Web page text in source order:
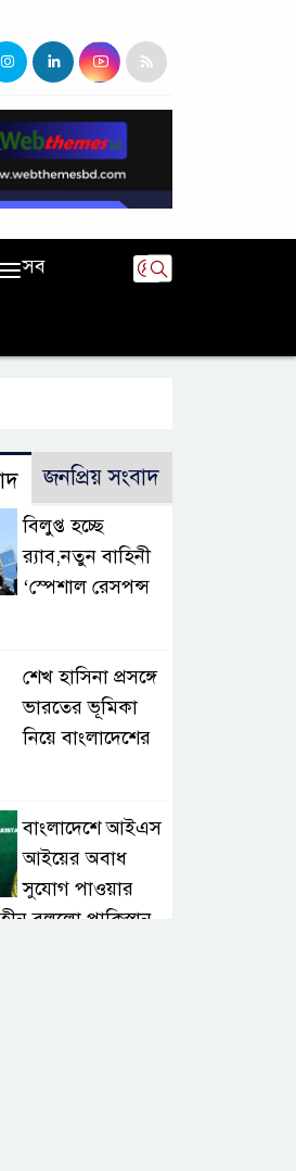
সব
জনপ্রিয় সংবাদ
বিলুপ্ত হচ্ছে
র‍্যাব,নতুন বাহিনী
‘স্পেশাল রেসপন্স
শেখ হাসিনা প্রসঙ্গে
ভারতের ভূমিকা
নিয়ে বাংলাদেশের
বাংলাদেশে আইএস
আইয়ের অবাধ
সুযোগ পাওয়ার
বললো পাকিস্তান